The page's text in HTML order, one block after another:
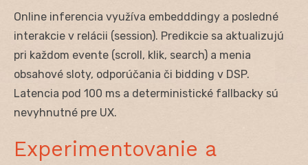
Online inferencia využíva embedddingy a posledné
interakcie v relácii (session). Predikcie sa aktualizujú
pri každom evente (scroll, klik, search) a menia
obsahové sloty, odporúčania či bidding v DSP.
Latencia pod 100 ms a deterministické fallbacky sú
nevyhnutné pre UX.
Experimentovanie a